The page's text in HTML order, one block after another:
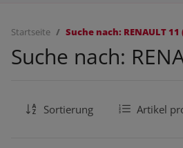
Startseite Suche nach: RENAULT
Suche nach:
Sortierung Artikel